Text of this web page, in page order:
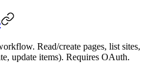
Read/create pages, list sites,
update items). Requires OAuth.